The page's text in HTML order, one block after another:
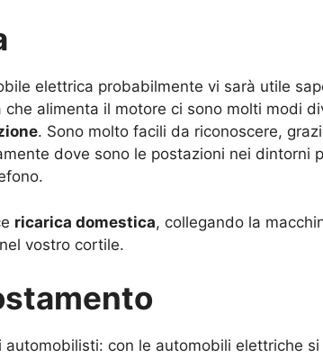
elettrica probabilmente vi sarà utile
alimenta il motore ci sono molti modi
. Sono molto facili da riconoscere,
dove sono le postazioni nei dintorni
ricarica domestica, collegando la
vostro cortile.
con le automobili elettriche si